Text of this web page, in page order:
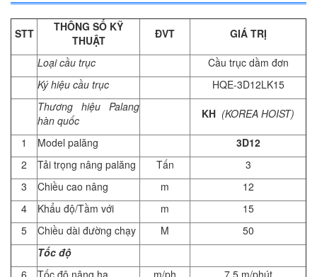
STT
THÔNG SỐ KỸ
THUẬT
ĐVT GIÁ TRỊ
Loại cầu trục
Cầu trục dầm đơn
Ký hiệu cầu trục
HQE-3D12LK15
Thương hiệu Palang
hàn quốc
KH (KOREA HOIST)
1 Model palăng
3D12
2
Tải trọng nâng palăng Tấn
3
3
Chiều cao nâng m
12
4
Khẩu độ/Tầm với m
15
5
Chiều dài đường chạy M
50
Tốc độ
6
Tốc độ nâng hạ m/ph 7.5 m/phút